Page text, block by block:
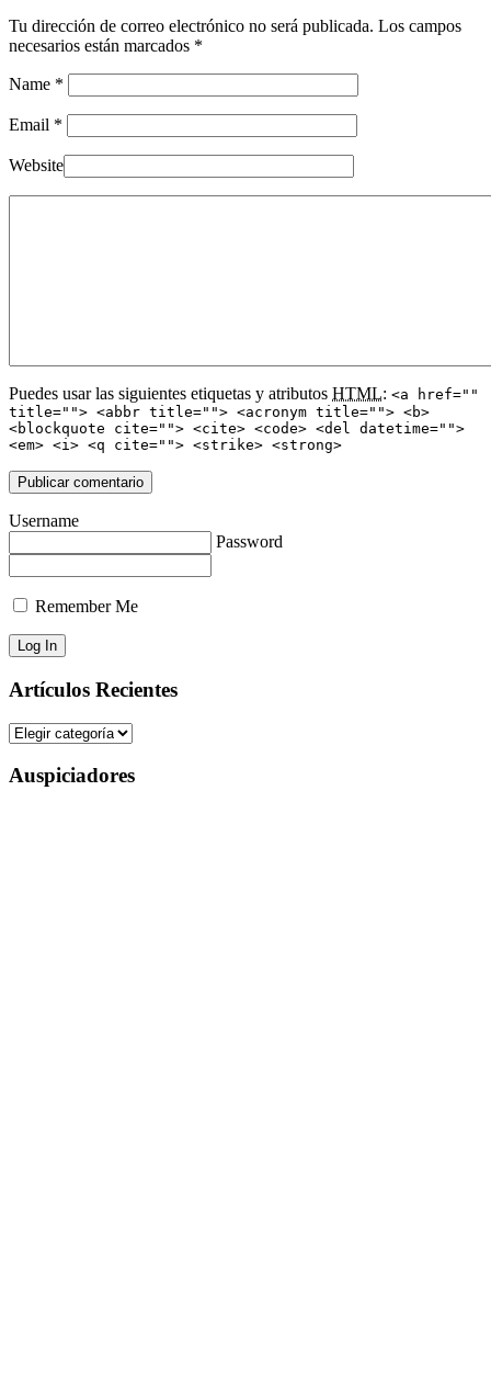
Tu dirección de correo electrónico no será publicada. Los campos
necesarios están marcados *
Name *
Email *
Website
Puedes usar las siguientes etiquetas y atributos HTML: <a href=""
title=""> <abbr title=""> <acronym title=""> <b>
<blockquote cite=""> <cite> <code> <del datetime="">
<em> <i> <q cite=""> <strike> <strong>
Username
Password
Remember Me
Artículos Recientes
Auspiciadores